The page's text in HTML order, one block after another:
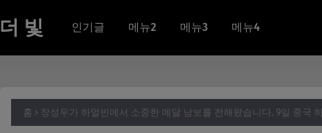
더 빛 인기글 메뉴2 메뉴3 메뉴4
홈 장성우가 하얼빈에서 소중한 메달 낭보를 전해왔습니다. 9일 중국